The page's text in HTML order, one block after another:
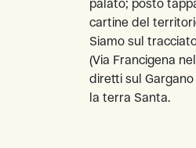
palato; posto
cartine del
Siamo sul
(Via Francigena
diretti sul Gargano
la terra Santa.